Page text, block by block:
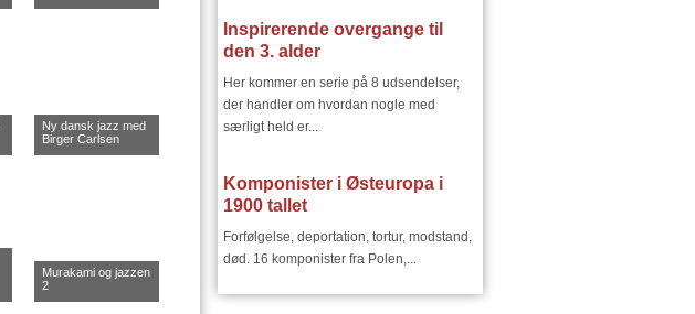
Ny dansk jazz med
Birger Carlsen
Murakami og jazzen
2
Inspirerende overgange til
den 3. alder
Her kommer en serie på 8 udsendelser,
der handler om hvordan nogle med
særligt held er...
Komponister i Østeuropa i
1900 tallet
Forfølgelse, deportation, tortur, modstand,
død. 16 komponister fra Polen,...